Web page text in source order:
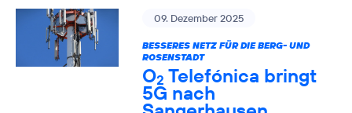
09. Dezember 2025
BESSERES NETZ FÜR DIE BERG- UND
ROSENSTADT
O2 Telefónica bringt
5G nach